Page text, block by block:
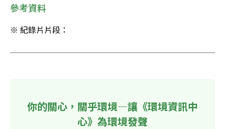
參考資料
※ 紀錄片片段：
你的關心，關乎環境—讓《環境資訊中
心》為環境發聲